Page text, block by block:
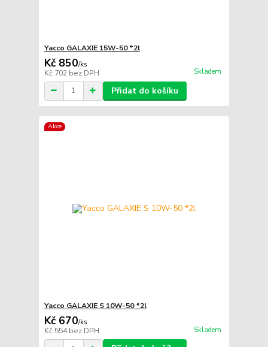
Yacco GALAXIE 15W-50 *2l
Kč 850/ks
Kč 702 bez DPH Skladem
Přidat do košíku
Akce
Yacco GALAXIE S 10W-50 *2l
Kč 670/ks
Kč 554bez DPH Skladem